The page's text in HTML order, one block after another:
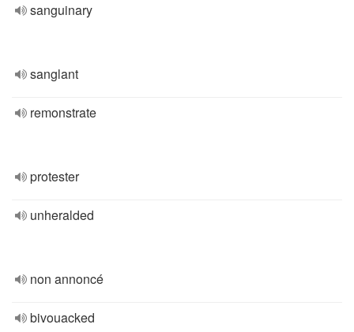
sanguinary
sanglant
remonstrate
protester
unheralded
non annoncé
bivouacked